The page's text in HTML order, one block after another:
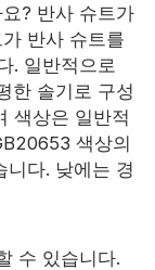
? 반사 슈트가
반사 슈트를
. 일반적으로
한 솔기로 구성
색상은 일반적
색상의
니다. 낮에는 경
수 있습니다.